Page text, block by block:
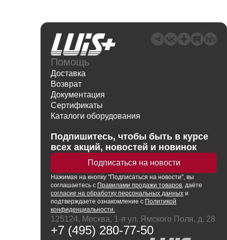
Помощь
Доставка
Возврат
Документация
Сертификаты
Каталоги оборудования
Подпишитесь, чтобы быть в курсе
всех акций, новостей и новинок
Подписаться на новости
Нажимая на кнопку "Подписаться на новости", вы
соглашаетесь с Правилами продажи товаров, даёте
согласие на обработку персональных данных и
подтверждаете ознакомление с Политикой
конфиденциальности.
125124, Москва, 1-я ул. Ямского Поля, д. 28
+7 (495) 280-77-50